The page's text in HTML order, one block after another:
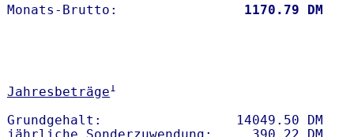
Monats-Brutto: 1170.79 DM
Jahresbeträge1
Grundgehalt:                 14049.50 DM